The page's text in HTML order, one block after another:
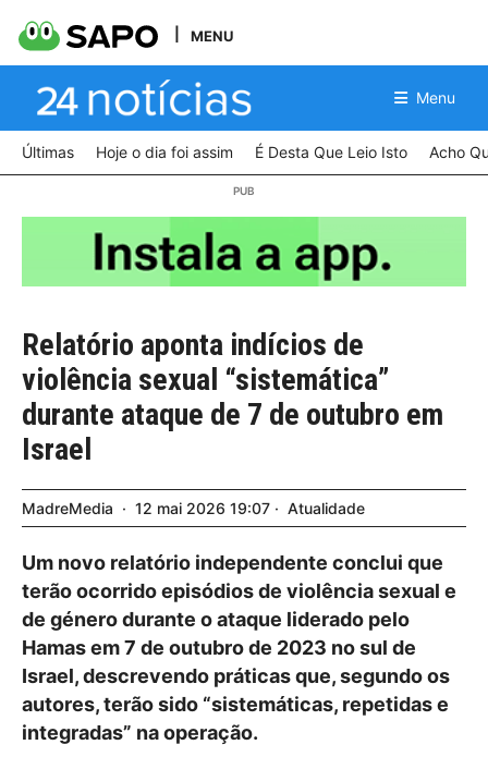
MENU
Menu
Últimas Hoje o dia foi assim É Desta Que Leio Isto Acho
Relatório aponta indícios de
violência sexual “sistemática”
durante ataque de 7 de outubro em
Israel
MadreMedia 12 mai 2026 19:07 Atualidade
Um novo relatório independente conclui que
terão ocorrido episódios de violência sexual e
de género durante o ataque liderado pelo
Hamas em 7 de outubro de 2023 no sul de
Israel, descrevendo práticas que, segundo os
autores, terão sido “sistemáticas, repetidas e
integradas” na operação.